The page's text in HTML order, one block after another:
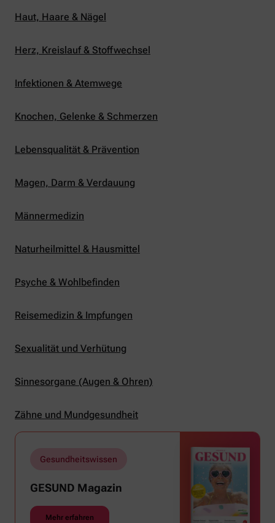
Haut, Haare & Nägel
Herz, Kreislauf & Stoffwechsel
Infektionen & Atemwege
Knochen, Gelenke & Schmerzen
Lebensqualität & Prävention
Magen, Darm & Verdauung
Männermedizin
Naturheilmittel & Hausmittel
Psyche & Wohlbefinden
Reisemedizin & Impfungen
Sexualität und Verhütung
Sinnesorgane (Augen & Ohren)
Zähne und Mundgesundheit
Gesundheitswissen
GESUND Magazin
Mehr erfahren